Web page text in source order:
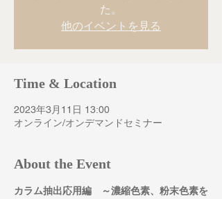
た。
他のイベントを見る
Time & Location
2023年3月11日 13:00
オンライン/オンデマンドセミナー
About the Event
カラム抽出応用編　～濃縮色素、粉末色素を